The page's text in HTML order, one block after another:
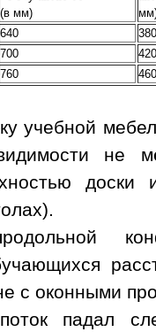
(в мм)
640
700
760
учебной
не
доски
с оконными
падал